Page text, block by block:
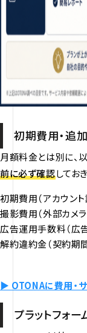
初期費用・追
月額料金とは別に、
前に必ず確認してお
初期費用（アカウン
撮影費用（外部カメ
広告運用手数料（広
解約違約金（契約期
▶ OTONAに費用・サ
プラットフォ